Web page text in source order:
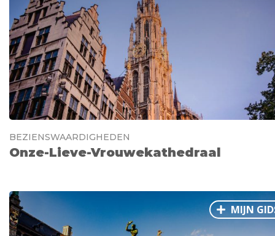
BEZIENSWAARDIGHEDEN
Onze-Lieve-Vrouwekathedraal
MIJN